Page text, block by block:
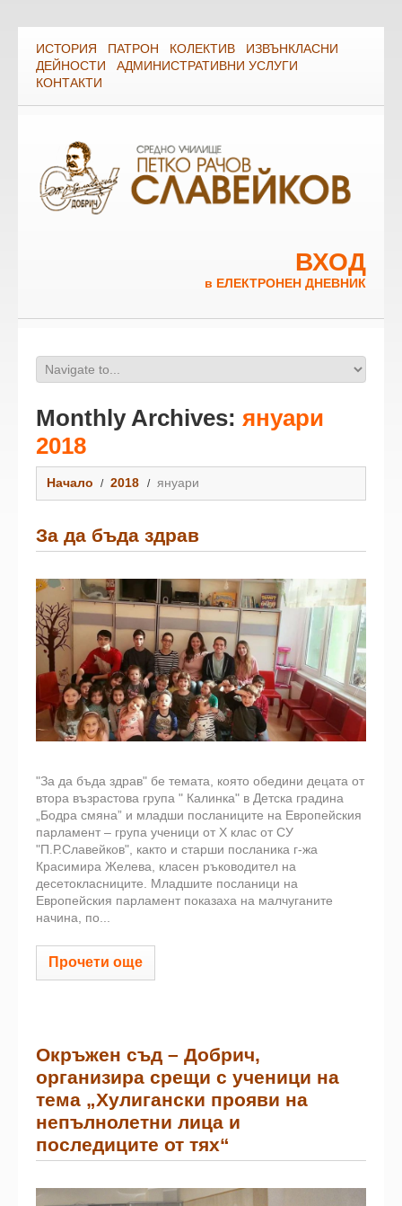
ИСТОРИЯ ПАТРОН КОЛЕКТИВ
ИЗВЪНКЛАСНИ
ДЕЙНОСТИ
АДМИНИСТРАТИВНИ УСЛУГИ
КОНТАКТИ
ВХОД
в ЕЛЕКТРОНЕН ДНЕВНИК
Monthly Archives: януари
2018
Начало 2018 януари
За да бъда здрав
"За да бъда здрав" бе темата, която обедини децата от
втора възрастова група " Калинка" в Детска градина
„Бодра смяна” и младши посланиците на Европейския
парламент – група ученици от X клас от СУ
"П.Р.Славейков", както и старши посланика г-жа
Красимира Желева, класен ръководител на
десетокласниците. Младшите посланици на
Европейския парламент показаха на малчуганите
начина, по...
Прочети още
Окръжен съд – Добрич,
организира срещи с ученици на
тема „Хулигански прояви на
непълнолетни лица и
последиците от тях“